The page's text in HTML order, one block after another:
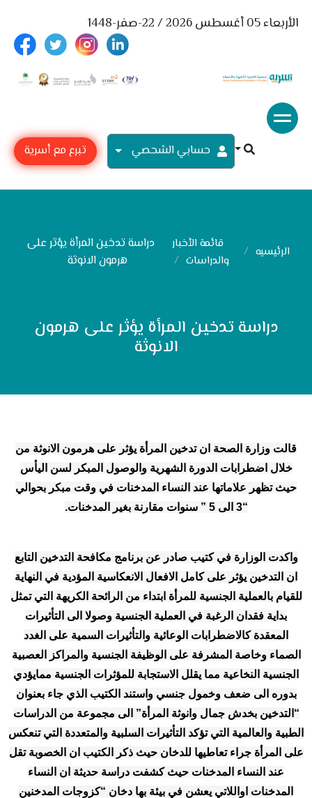
الأربعاء 05 أغسطس 2026 / 22-صفر-1448
حسابي الشحصي تبرع مع أسرية
الرئيسيه
قائمة الأخبار
والدراسات
دراسة تدخين المرأة يؤثر على
هرمون الانوثة
دراسة تدخين المرأة يؤثر على هرمون
الانوثة
قالت وزارة الصحة ان تدخين المرأة يؤثر على هرمون الانوثة من
خلال اضطرابات الدورة الشهرية والوصول المبكر لسن اليأس
حيث تظهر علاماتها عند النساء المدخنات في وقت مبكر بحوالي
“3 الى 5 ” سنوات مقارنة بغير المدخنات.
واكدت الوزارة في كتيب صادر عن برنامج مكافحة التدخين التابع
ان التدخين يؤثر على كامل الافعال الانعكاسية المؤدية في النهاية
للقيام بالعملية الجنسية للمرأة ابتداء من الرائحة الكريهة التي تمثل
بداية فقدان الرغبة في العملية الجنسية وصولا الى التأثيرات
المعقدة كالاضطرابات الوعائية والتأثيرات السمية على الغدد
الصماء وخاصة المشرفة على الوظيفة الجنسية والمراكز العصبية
الجنسية النخاعية مما يقلل الاستجابة للمؤثرات الجنسية ممايؤدي
بدوره الى ضعف وخمول جنسي واستند الكتيب الذي جاء بعنوان
“التدخين بخدش جمال وانوثة المرأة” الى مجموعة من الدراسات
الطبية والعالمية التي تؤكد التأثيرات السلبية والمتعددة التي تنعكس
على المرأة جراء تعاطيها للدخان حيث ذكر الكتيب ان الخصوبة تقل
عند النساء المدخنات حيث كشفت دراسة حديثة ان النساء
المدخنات اواللاتي يعشن في بيئة بها دخان “كزوجات المدخنين